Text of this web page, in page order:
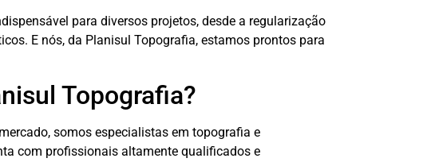
para diversos projetos, desde a regularização
E nós, da Planisul Topografia, estamos prontos para
Topografia?
somos especialistas em topografia e
com profissionais altamente qualificados e